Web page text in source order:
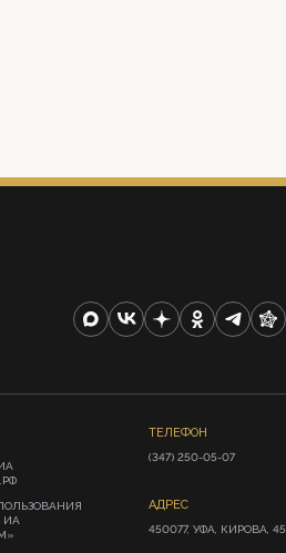
ИА
ТЕЛЕФОН
(347) 250-05-07
АДРЕС
450077, УФА, КИРОВА, 45